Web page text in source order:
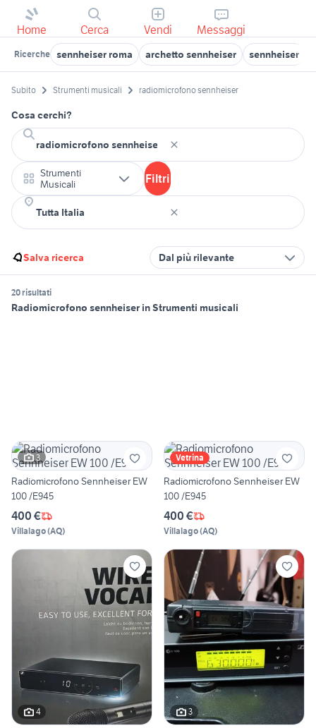
Home Cerca Vendi Messaggi
Ricerche sennheiser roma archetto sennheiser sennheiser
Subito Strumenti musicali radiomicrofono sennheiser
Cosa cerchi?
Strumenti
Musicali
Filtri
Salva ricerca Dal più rilevante
20 risultati
Radiomicrofono sennheiser in Strumenti musicali
3
Radiomicrofono Sennheiser EW
100 /E945
400 €
Villalago(AQ)
Vetrina
Radiomicrofono Sennheiser EW
100 /E945
400 €
Villalago(AQ)
4 3